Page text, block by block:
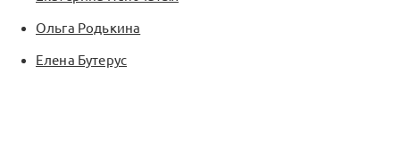
Ольга Родькина
Елена Бутерус